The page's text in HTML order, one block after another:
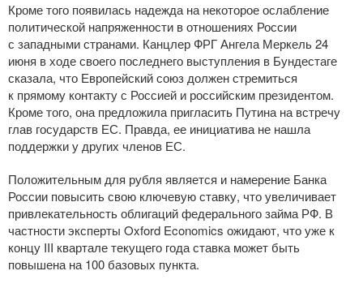
Кроме того появилась надежда на некоторое ослабление
политической напряженности в отношениях России
с западными странами. Канцлер ФРГ Ангела Меркель 24
июня в ходе своего последнего выступления в Бундестаге
сказала, что Европейский союз должен стремиться
к прямому контакту с Россией и российским президентом.
Кроме того, она предложила пригласить Путина на встречу
глав государств ЕС. Правда, ее инициатива не нашла
поддержки у других членов ЕС.
Положительным для рубля является и намерение Банка
России повысить свою ключевую ставку, что увеличивает
привлекательность облигаций федерального займа РФ. В
частности эксперты Oxford Economics ожидают, что уже к
концу III квартале текущего года ставка может быть
повышена на 100 базовых пункта.